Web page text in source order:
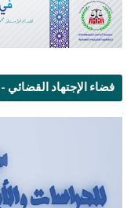
فضاء الإجتهاد القضائي - اكثر 25 ألف